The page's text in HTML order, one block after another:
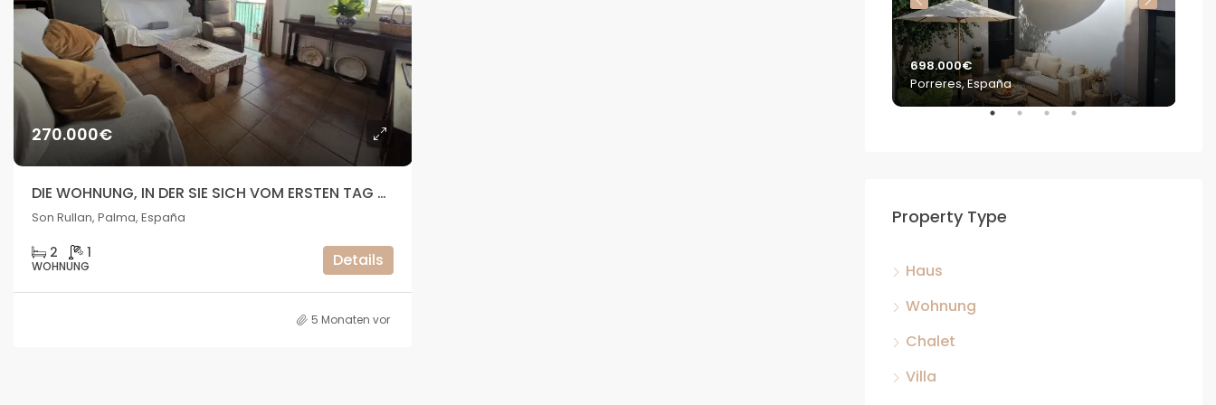
270.000€
DIE WOHNUNG, IN DER SIE SICH VOM ERSTEN TAG AN ZU HAUSE FÜHLEN
Son Rullan, Palma, España
2 1
WOHNUNG Details
5 Monaten vor
698.000€
Porreres, España
Property Type
Haus
Wohnung
Chalet
Villa